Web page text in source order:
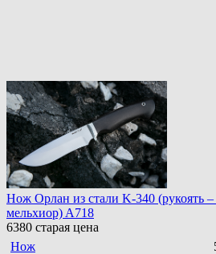
Нож Орлан из стали K-340 (рукоять
мельхиор) A718
6380 старая цена
Нож